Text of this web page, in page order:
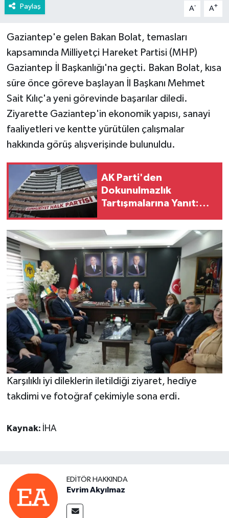
Paylaş A- A+
Gaziantep'e gelen Bakan Bolat, temasları
kapsamında Milliyetçi Hareket Partisi (MHP)
Gaziantep İl Başkanlığı'na geçti. Bakan Bolat, kısa
süre önce göreve başlayan İl Başkanı Mehmet
Sait Kılıç'a yeni görevinde başarılar diledi.
Ziyarette Gaziantep'in ekonomik yapısı, sanayi
faaliyetleri ve kentte yürütülen çalışmalar
hakkında görüş alışverişinde bulunuldu.
AK Parti'den
Dokunulmazlık
Tartışmalarına Yanıt:
Gündem Yok"
Karşılıklı iyi dileklerin iletildiği ziyaret, hediye
takdimi ve fotoğraf çekimiyle sona erdi.
Kaynak: İHA
EDITÖR HAKKINDA
Evrim Akyılmaz